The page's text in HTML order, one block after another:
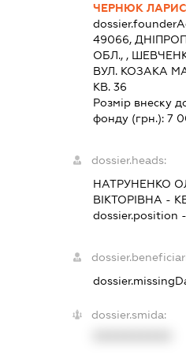
ЧЕРНЮК
49066,
ОБЛ., ,
ВУЛ. КОЗАКА
КВ. 36
Розмір внеску
фонду (грн.): 7
dossier.heads:
НАТРУНЕНКО
ВІКТОРІВНА -
dossier.position -
dossier.smida: